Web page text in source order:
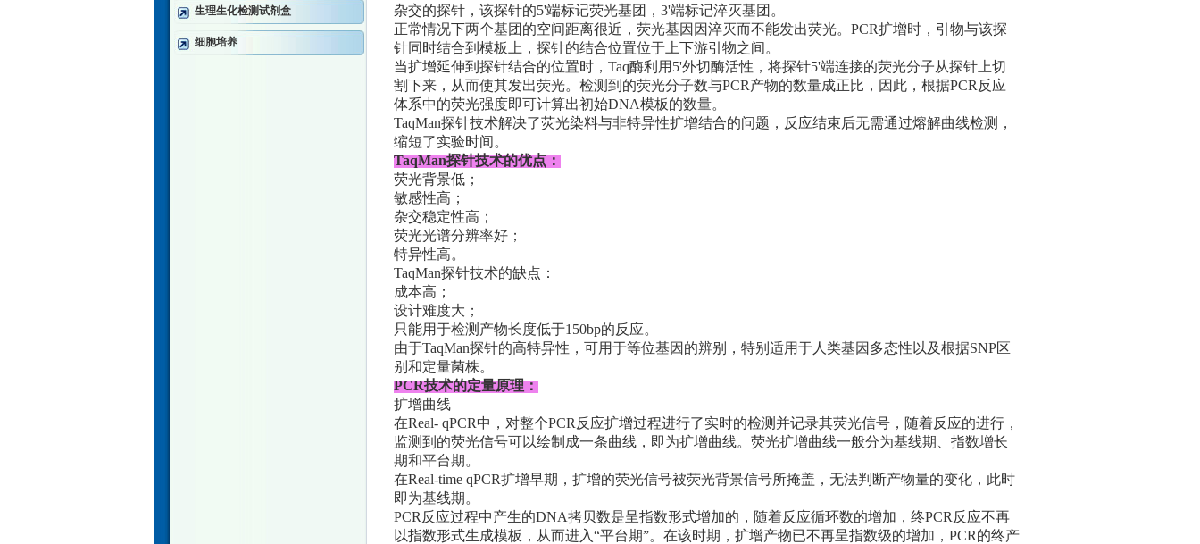
生理生化检测试剂盒
细胞培养
杂交的探针，该探针的5'端标记荧光基团，3'端标记淬灭基团。
正常情况下两个基团的空间距离很近，荧光基因因淬灭而不能发出荧光。PCR扩增时，引物与该探
针同时结合到模板上，探针的结合位置位于上下游引物之间。
当扩增延伸到探针结合的位置时，Taq酶利用5'外切酶活性，将探针5'端连接的荧光分子从探针上切
割下来，从而使其发出荧光。检测到的荧光分子数与PCR产物的数量成正比，因此，根据PCR反应
体系中的荧光强度即可计算出初始DNA模板的数量。
TaqMan探针技术解决了荧光染料与非特异性扩增结合的问题，反应结束后无需通过熔解曲线检测，
缩短了实验时间。
TaqMan探针技术的优点：
荧光背景低；
敏感性高；
杂交稳定性高；
荧光光谱分辨率好；
特异性高。
TaqMan探针技术的缺点：
成本高；
设计难度大；
只能用于检测产物长度低于150bp的反应。
由于TaqMan探针的高特异性，可用于等位基因的辨别，特别适用于人类基因多态性以及根据SNP区
别和定量菌株。
PCR技术的定量原理：
扩增曲线
在Real- qPCR中，对整个PCR反应扩增过程进行了实时的检测并记录其荧光信号，随着反应的进行，
监测到的荧光信号可以绘制成一条曲线，即为扩增曲线。荧光扩增曲线一般分为基线期、指数增长
期和平台期。
在Real-time qPCR扩增早期，扩增的荧光信号被荧光背景信号所掩盖，无法判断产物量的变化，此时
即为基线期。
PCR反应过程中产生的DNA拷贝数是呈指数形式增加的，随着反应循环数的增加，终PCR反应不再
以指数形式生成模板，从而进入“平台期”。在该时期，扩增产物已不再呈指数级的增加，PCR的终产